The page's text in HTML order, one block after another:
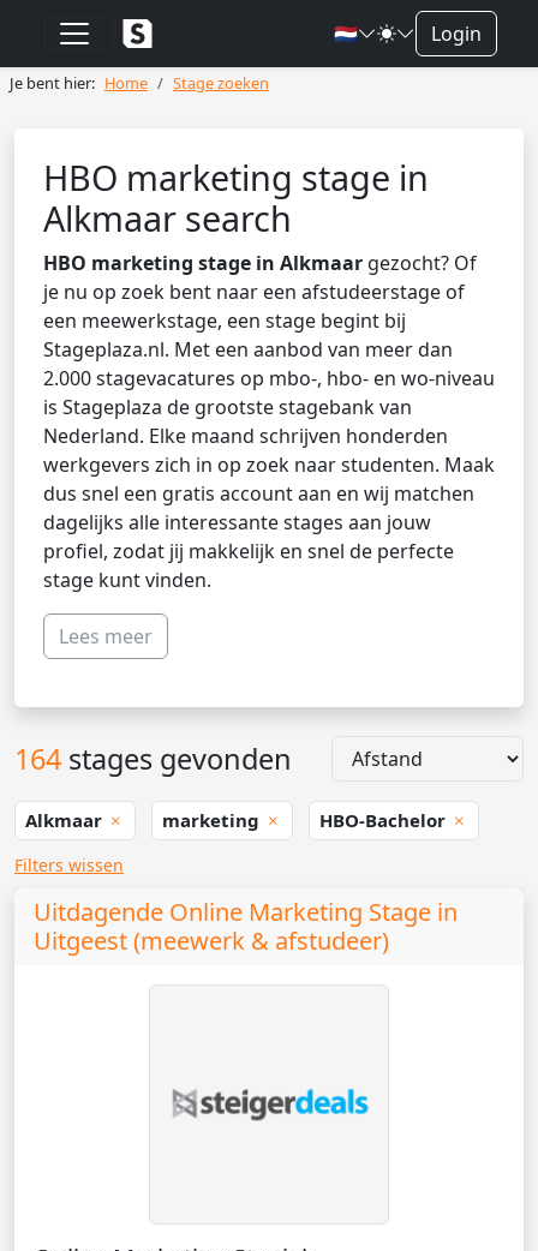
🇳🇱 Login
Je bent hier: Home Stage zoeken
HBO marketing stage in
Alkmaar search
HBO marketing stage in Alkmaar gezocht? Of
je nu op zoek bent naar een afstudeerstage of
een meewerkstage, een stage begint bij
Stageplaza.nl. Met een aanbod van meer dan
2.000 stagevacatures op mbo-, hbo- en wo-niveau
is Stageplaza de grootste stagebank van
Nederland. Elke maand schrijven honderden
werkgevers zich in op zoek naar studenten. Maak
dus snel een gratis account aan en wij matchen
dagelijks alle interessante stages aan jouw
profiel, zodat jij makkelijk en snel de perfecte
stage kunt vinden.
Lees meer
164 stages gevonden
Alkmaar marketing HBO-Bachelor
Filters wissen
Uitdagende Online Marketing Stage in
Uitgeest (meewerk & afstudeer)